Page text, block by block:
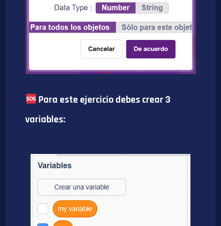
Para este ejercicio debes crear 3
variables: